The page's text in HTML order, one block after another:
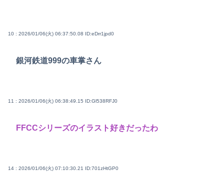
10 : 2026/01/06(火) 06:37:50.08 ID:eDrr1jpd0
銀河鉄道999の車掌さん
11 : 2026/01/06(火) 06:38:49.15 ID:Gl538RFJ0
FFCCシリーズのイラスト好きだったわ
14 : 2026/01/06(火) 07:10:30.21 ID:701zHtGP0